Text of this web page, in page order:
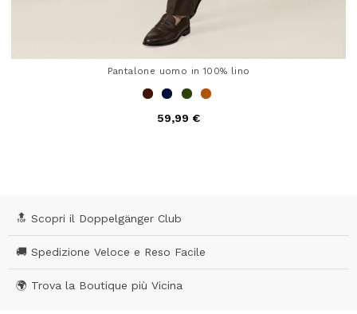
Pantalone uomo in 100% lino
59,99 €
🔝 Scopri il Doppelgänger Club
🚚 Spedizione Veloce e Reso Facile
🌍 Trova la Boutique più Vicina